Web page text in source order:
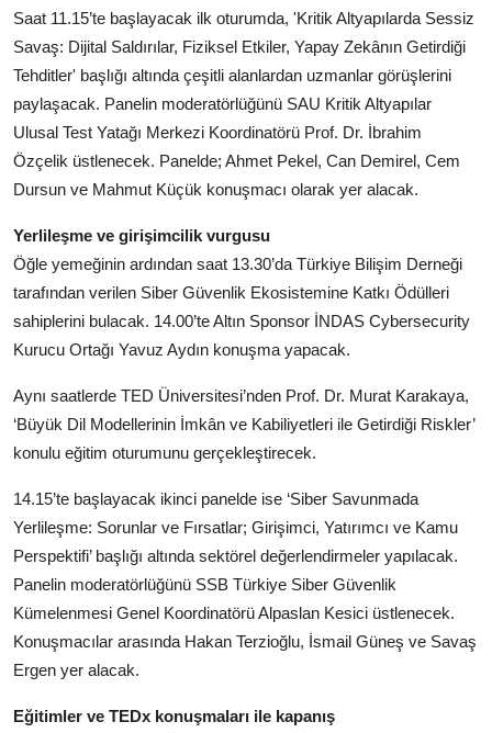
Saat 11.15’te başlayacak ilk oturumda, 'Kritik Altyapılarda Sessiz
Savaş: Dijital Saldırılar, Fiziksel Etkiler, Yapay Zekânın Getirdiği
Tehditler' başlığı altında çeşitli alanlardan uzmanlar görüşlerini
paylaşacak. Panelin moderatörlüğünü SAU Kritik Altyapılar
Ulusal Test Yatağı Merkezi Koordinatörü Prof. Dr. İbrahim
Özçelik üstlenecek. Panelde; Ahmet Pekel, Can Demirel, Cem
Dursun ve Mahmut Küçük konuşmacı olarak yer alacak.
Yerlileşme ve girişimcilik vurgusu
Öğle yemeğinin ardından saat 13.30’da Türkiye Bilişim Derneği
tarafından verilen Siber Güvenlik Ekosistemine Katkı Ödülleri
sahiplerini bulacak. 14.00’te Altın Sponsor İNDAS Cybersecurity
Kurucu Ortağı Yavuz Aydın konuşma yapacak.
Aynı saatlerde TED Üniversitesi’nden Prof. Dr. Murat Karakaya,
‘Büyük Dil Modellerinin İmkân ve Kabiliyetleri ile Getirdiği Riskler’
konulu eğitim oturumunu gerçekleştirecek.
14.15’te başlayacak ikinci panelde ise ‘Siber Savunmada
Yerlileşme: Sorunlar ve Fırsatlar; Girişimci, Yatırımcı ve Kamu
Perspektifi’ başlığı altında sektörel değerlendirmeler yapılacak.
Panelin moderatörlüğünü SSB Türkiye Siber Güvenlik
Kümelenmesi Genel Koordinatörü Alpaslan Kesici üstlenecek.
Konuşmacılar arasında Hakan Terzioğlu, İsmail Güneş ve Savaş
Ergen yer alacak.
Eğitimler ve TEDx konuşmaları ile kapanış